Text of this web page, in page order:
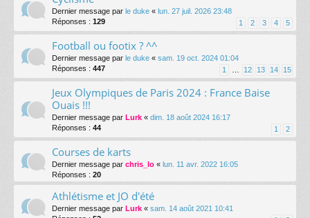
Dernier message par le duke « lun. 27 juil. 2026 23:48
Réponses : 129 1 2 3 4 5
Football ou footix ? ^^
Dernier message par le duke « sam. 19 oct. 2024 01:04
Réponses : 447 1 12 13 14 15
Jeux Olympiques de Paris 2024 : France Baise
Ouais !!!
Dernier message par Lurk « dim. 18 août 2024 16:17
Réponses : 44 1 2
Courses de karts
Dernier message par chris_lo « lun. 11 avr. 2022 16:05
Réponses : 20
Athlétisme et JO d'été
Dernier message par Lurk « sam. 14 août 2021 10:41